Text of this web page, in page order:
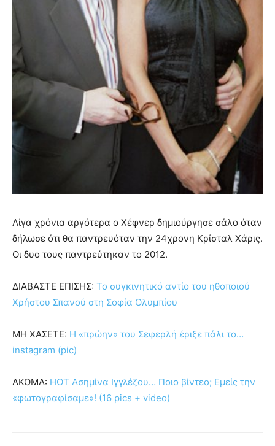
Λίγα χρόνια αργότερα ο Χέφνερ δημιούργησε σάλο όταν
δήλωσε ότι θα παντρευόταν την 24χρονη Κρίσταλ Χάρις.
Οι δυο τους παντρεύτηκαν το 2012.
ΔΙΑΒΑΣΤΕ ΕΠΙΣΗΣ: Το συγκινητικό αντίο του ηθοποιού
Χρήστου Σπανού στη Σοφία Ολυμπίου
ΜΗ ΧΑΣΕΤΕ: Η «πρώην» του Σεφερλή έριξε πάλι το…
instagram (pic)
ΑΚΟΜΑ: HOT Ασημίνα Ιγγλέζου… Ποιο βίντεο; Εμείς την
«φωτογραφίσαμε»! (16 pics + video)